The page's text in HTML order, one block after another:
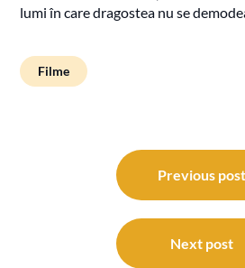
lumi în care dragostea nu se
Filme
Previous post
Next post